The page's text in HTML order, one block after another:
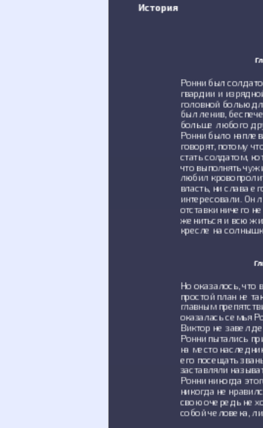
История
Ронни был
гвардии и
головной болью
был ленив,
больше любого
Ронни было
говорят, потому
стать солдатом,
что выполнять
любил
власть, ни слава
интересовали. Он
отставки ничего
жениться и всю
кресле на
Но оказалось, что
простой план не
главным
оказалась семья
Виктор не завел
Ронни пытались
на место
его посещать
заставляли
Ронни никогда
никогда не
свою очередь не
собой человека,